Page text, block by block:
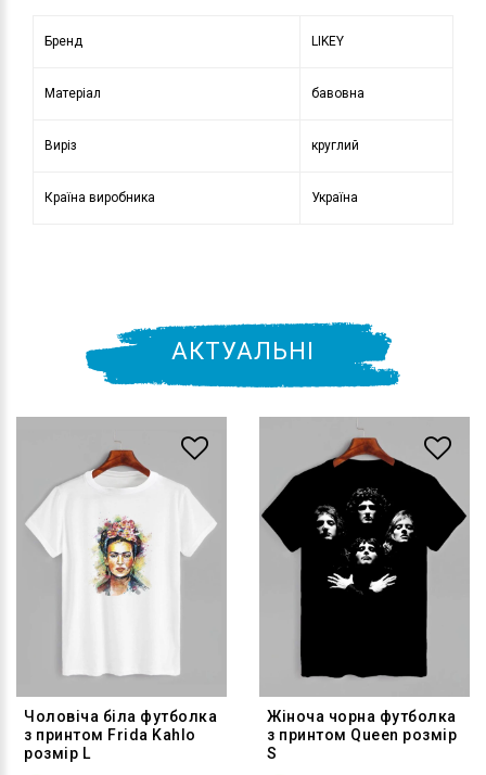
Бренд LIKEY
Матеріал бавовна
Виріз круглий
Країна виробника Україна
АКТУАЛЬНІ
Чоловіча біла футболка
з принтом Frida Kahlo
розмір L
Жіноча чорна футболка
з принтом Queen розмір
S